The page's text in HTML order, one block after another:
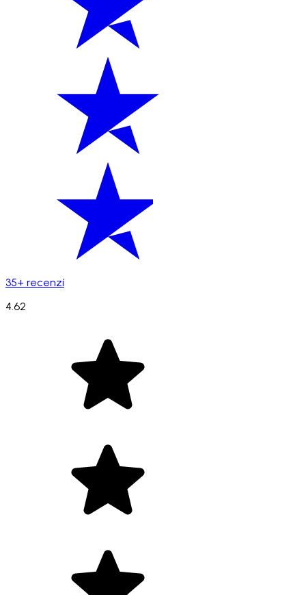
35+ recenzí
4.62